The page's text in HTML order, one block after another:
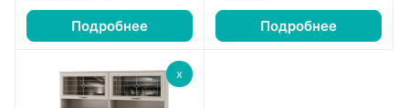
Подробнее Подробнее
x